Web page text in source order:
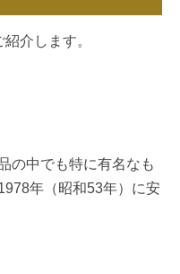
介します。
の中でも特に有名なも
年（昭和53年）に安